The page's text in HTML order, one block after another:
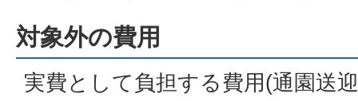
対象外の費用
実費として負担する費用(通園送